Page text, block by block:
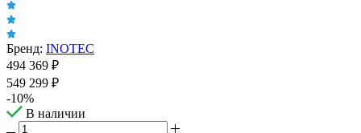
Бренд: INOTEC
494 369 ₽
549 299 ₽
-10%
В наличии